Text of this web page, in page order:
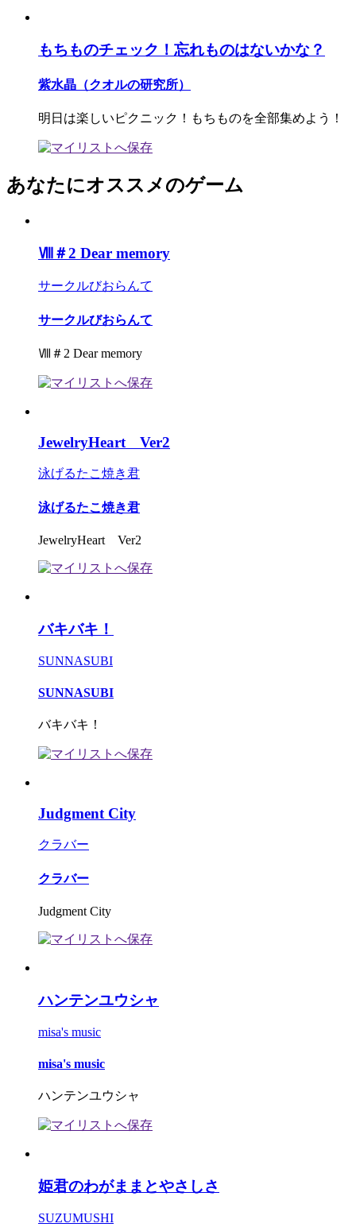
もちものチェック！忘れものはないかな？
紫水晶（クオルの研究所）
明日は楽しいピクニック！もちものを全部集めよう！
あなたにオススメのゲーム
Ⅷ＃2 Dear memory
サークルびおらんて
サークルびおらんて
Ⅷ＃2 Dear memory
JewelryHeart Ver2
泳げるたこ焼き君
泳げるたこ焼き君
JewelryHeart Ver2
バキバキ！
SUNNASUBI
SUNNASUBI
バキバキ！
Judgment City
クラバー
クラバー
Judgment City
ハンテンユウシャ
misa's music
misa's music
ハンテンユウシャ
姫君のわがままとやさしさ
SUZUMUSHI